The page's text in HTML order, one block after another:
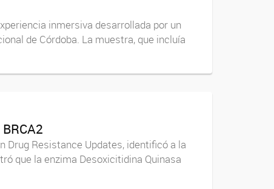
inmersiva desarrollada por un
de Córdoba. La muestra, que incluía
Drug Resistance Updates, identificó a la
que la enzima Desoxicitidina Quinasa